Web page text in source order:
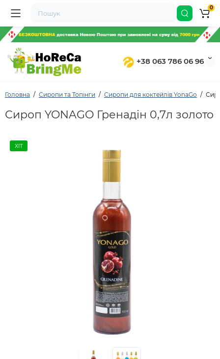
+38 063 786 06 96
0
Головна Сиропи та Топінги Сиропи для коктейлів YonaGo
Сироп YONAGO Гренадін 0,7л золото
ХІТ